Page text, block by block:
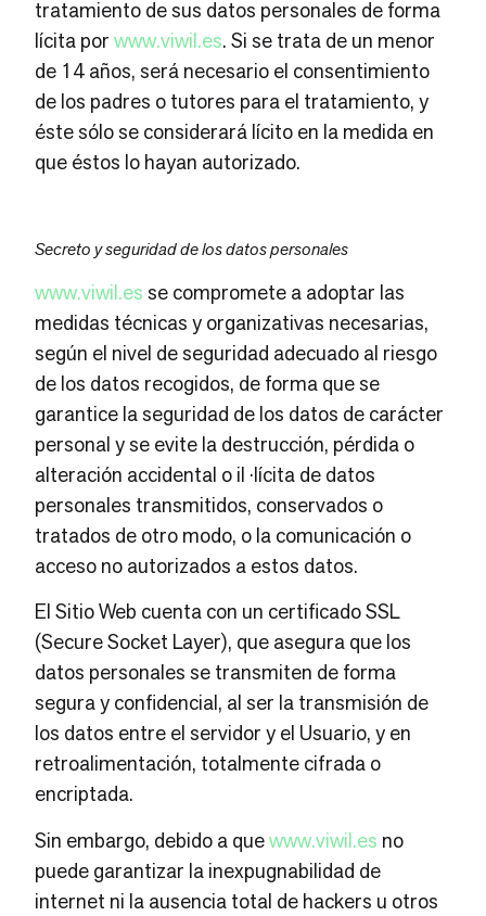
tratamiento de sus datos personales de forma
lícita porwww.viwil.es. Si se trata de un menor
de 14 años, será necesario el consentimiento
de los padres o tutores para el tratamiento, y
éste sólo se considerará lícito en la medida en
que éstos lo hayan autorizado.
Secreto y seguridad de los datos personales
www.viwil.es se compromete a adoptar las
medidas técnicas y organizativas necesarias,
según el nivel de seguridad adecuado al riesgo
de los datos recogidos, de forma que se
garantice la seguridad de los datos de carácter
personal y se evite la destrucción, pérdida o
alteración accidental o il ·lícita de datos
personales transmitidos, conservados o
tratados de otro modo, o la comunicación o
acceso no autorizados a estos datos.
El Sitio Web cuenta con un certificado SSL
(Secure Socket Layer), que asegura que los
datos personales se transmiten de forma
segura y confidencial, al ser la transmisión de
los datos entre el servidor y el Usuario, y en
retroalimentación, totalmente cifrada o
encriptada.
Sin embargo, debido a quewww.viwil.es no
puede garantizar la inexpugnabilidad de
internet ni la ausencia total de hackers u otros